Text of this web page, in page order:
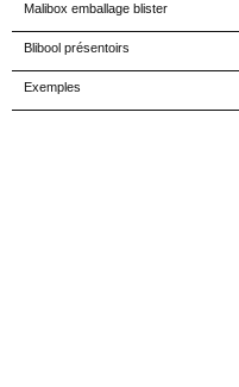
Malibox emballage blister
Blibool présentoirs
Exemples